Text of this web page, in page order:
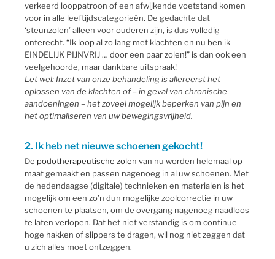
verkeerd looppatroon of een afwijkende voetstand komen
voor in alle leeftijdscategorieën. De gedachte dat
‘steunzolen’ alleen voor ouderen zijn, is dus volledig
onterecht. “Ik loop al zo lang met klachten en nu ben ik
EINDELIJK PIJNVRIJ … door een paar zolen!” is dan ook een
veelgehoorde, maar dankbare uitspraak!
Let wel: Inzet van onze behandeling is allereerst het
oplossen van de klachten of – in geval van chronische
aandoeningen – het zoveel mogelijk beperken van pijn en
het optimaliseren van uw bewegingsvrijheid.
2. Ik heb net nieuwe schoenen gekocht!
De podotherapeutische zolen van nu worden helemaal op
maat gemaakt en passen nagenoeg in al uw schoenen. Met
de hedendaagse (digitale) technieken en materialen is het
mogelijk om een zo’n dun mogelijke zoolcorrectie in uw
schoenen te plaatsen, om de overgang nagenoeg naadloos
te laten verlopen. Dat het niet verstandig is om continue
hoge hakken of slippers te dragen, wil nog niet zeggen dat
u zich alles moet ontzeggen.